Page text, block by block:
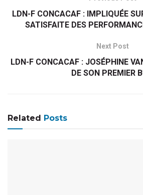
LDN-F CONCACAF : IMPLIQUÉE
SATISFAITE DES
Next Post
LDN-F CONCACAF : JOSÉPHINE
DE SON PREMIER
Related Posts